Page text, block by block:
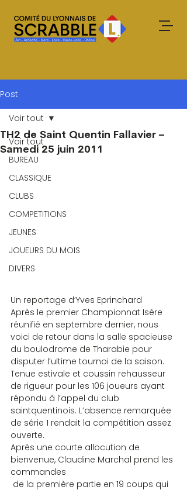
Post
Voir tout
BUREAU
CLASSIQUE
CLUBS
COMPETITIONS
JEUNES
JOUEURS DU MOIS
DIVERS
Voir tout
TH2 de Saint Quentin Fallavier –
Samedi 25 juin 2011
Un reportage d’Yves Eprinchard
Après le premier Championnat Isère
réunifié en septembre dernier, nous
voici de retour dans la salle spacieuse
du boulodrome de Tharabie pour
disputer l’ultime tournoi de la saison.
Tenue estivale et coussin rehausseur
de rigueur pour les 106 joueurs ayant
répondu à l’appel du club
saintquentinois. L’absence remarquée
de série 1 rendait la compétition assez
ouverte.
Après une courte allocution de
bienvenue, Claudine Marchal prend les
commandes